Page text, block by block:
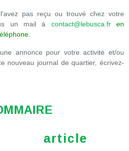
pas reçu ou trouvé chez votre
un mail à contact@lebusca.fren
annonce pour votre activité et/ou
nouveau journal de quartier, écrivez-
article